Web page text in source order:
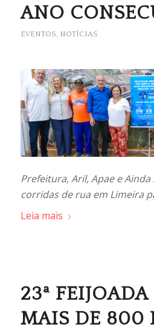
ANO
EVENTOS, NOTÍCIAS
Prefeitura, Aril, Apae e
corridas de rua em Limeira
Leia mais
23ª
MAIS DE 800